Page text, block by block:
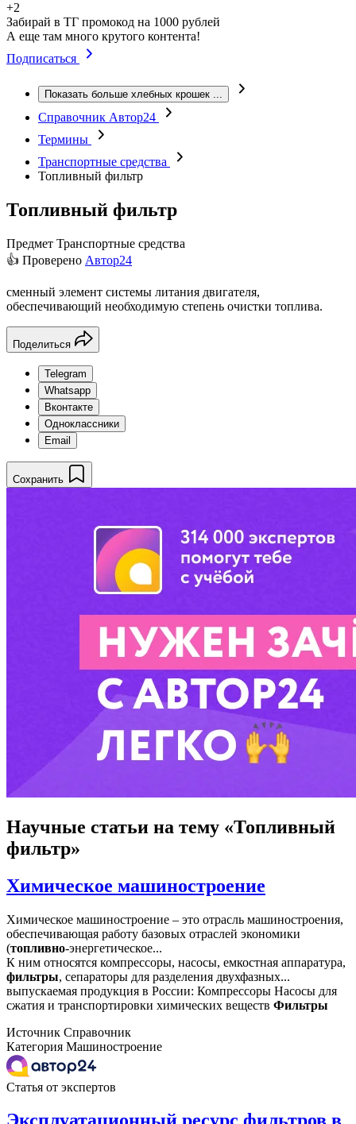
+2
Забирай в ТГ промокод на 1000 рублей
А еще там много крутого контента!
Подписаться
Показать больше хлебных крошек ...
Справочник Автор24
Термины
Транспортные средства
Топливный фильтр
Топливный фильтр
Предмет Транспортные средства
👍 Проверено Автор24
сменный элемент системы литания двигателя,
обеспечивающий необходимую степень очистки топлива.
Поделиться
Telegram
Whatsapp
Вконтакте
Одноклассники
Email
Сохранить
Научные статьи на тему «Топливный
фильтр»
Химическое машиностроение
Химическое машиностроение – это отрасль машиностроения,
обеспечивающая работу базовых отраслей экономики
(топливно-энергетическое...
К ним относятся компрессоры, насосы, емкостная аппаратура,
фильтры, сепараторы для разделения двухфазных...
выпускаемая продукция в России: Компрессоры Насосы для
сжатия и транспортировки химических веществ Фильтры
Источник Справочник
Категория Машиностроение
Статья от экспертов